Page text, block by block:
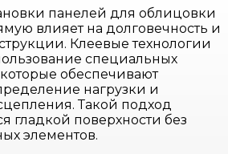
панелей для облицовки
влияет на долговечность и
Клеевые технологии
специальных
обеспечивают
нагрузки и
Такой подход
гладкой поверхности без
элементов.